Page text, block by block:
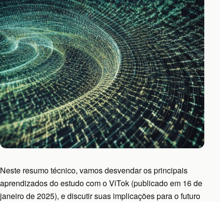
Neste resumo técnico, vamos desvendar os principais
aprendizados do estudo com o ViTok (publicado em 16 de
janeiro de 2025), e discutir suas implicações para o futuro